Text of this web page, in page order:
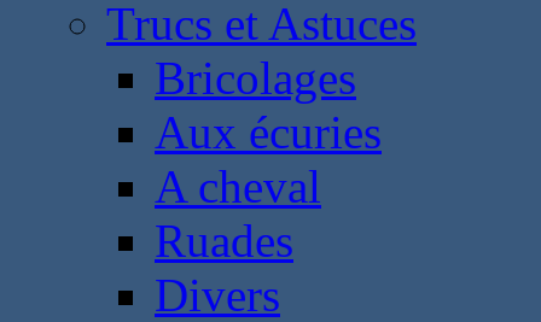
Trucs et Astuces
Bricolages
Aux écuries
A cheval
Ruades
Divers